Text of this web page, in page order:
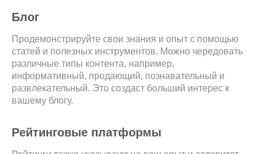
Блог
Продемонстрируйте свои знания и опыт с помощью
статей и полезных инструментов. Можно чередовать
различные типы контента, например,
информативный, продающий, познавательный и
развлекательный. Это создаст больший интерес к
вашему блогу.
Рейтинговые платформы